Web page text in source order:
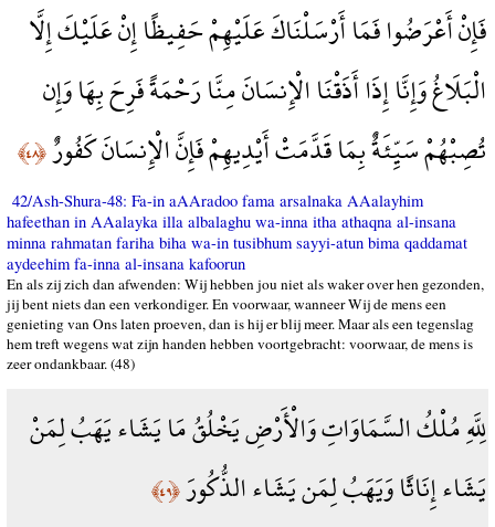
فَإِنْ أَعْرَضُوا فَمَا أَرْسَلْنَاكَ عَلَيْهِمْ حَفِيظًا إِنْ عَلَيْكَ إِلَّا
الْبَلَاغُ وَإِنَّا إِذَا أَذَقْنَا الْإِنسَانَ مِنَّا رَحْمَةً فَرِحَ بِهَا وَإِن
تُصِبْهُمْ سَيِّئَةٌ بِمَا قَدَّمَتْ أَيْدِيهِمْ فَإِنَّ الْإِنسَانَ كَفُورٌ﴿٤٨﴾
42/Ash-Shura-48: Fa-in aAAradoo fama arsalnaka AAalayhim
hafeethan in AAalayka illa albalaghu wa-inna itha athaqna al-insana
minna rahmatan fariha biha wa-in tusibhum sayyi-atun bima qaddamat
aydeehim fa-inna al-insana kafoorun
En als zij zich dan afwenden: Wij hebben jou niet als waker over hen gezonden,
jij bent niets dan een verkondiger. En voorwaar, wanneer Wij de mens een
genieting van Ons laten proeven, dan is hij er blij meer. Maar als een tegenslag
hem treft wegens wat zijn handen hebben voortgebracht: voorwaar, de mens is
zeer ondankbaar. (48)
لِلَّهِ مُلْكُ السَّمَاوَاتِ وَالْأَرْضِ يَخْلُقُ مَا يَشَاء يَهَبُ لِمَنْ
يَشَاء إِنَاثًا وَيَهَبُ لِمَن يَشَاء الذُّكُورَ﴿٤٩﴾